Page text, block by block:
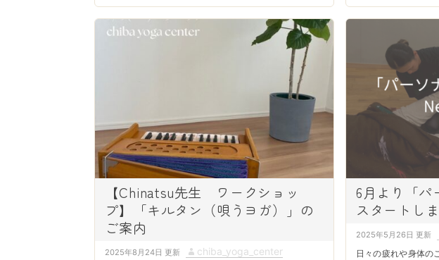
e
o
【Chinatsu先生 ワークショッ
プ】「キルタン（唄うヨガ）」の
ご案内
P
2025年8月24日
A chiba_yoga_center
6月より「パ
スタートしま
P
o
2025年5月26日
u
日々の疲れや身体の